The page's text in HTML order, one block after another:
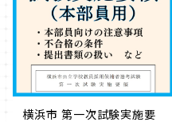
横浜市 第一次試験実施要